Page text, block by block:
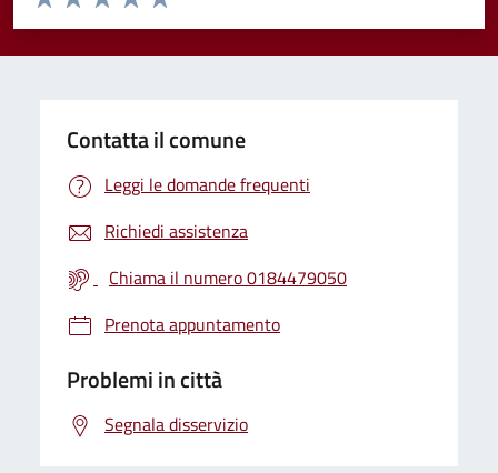
Valuta 5 stelle su 5
Valuta 4 stelle su 5
Valuta 3 stelle su 5
Valuta 2 stelle su 5
Valuta 1 stelle su 5
Contatta il comune
Leggi le domande frequenti
Richiedi assistenza
Chiama il numero 0184479050
Prenota appuntamento
Problemi in città
Segnala disservizio